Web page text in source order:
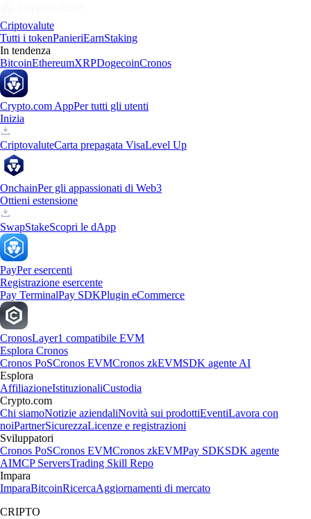
Criptovalute
Tutti i tokenPanieriEarnStaking
In tendenza
BitcoinEthereumXRPDogecoinCronos
Crypto.com AppPer tutti gli utenti
Inizia
CriptovaluteCarta prepagata VisaLevel Up
OnchainPer gli appassionati di Web3
Ottieni estensione
SwapStakeScopri le dApp
PayPer esercenti
Registrazione esercente
Pay TerminalPay SDKPlugin eCommerce
CronosLayer1 compatibile EVM
Esplora Cronos
Cronos PoSCronos EVMCronos zkEVMSDK agente AI
Esplora
AffiliazioneIstituzionaliCustodia
Crypto.com
Chi siamoNotizie aziendaliNovità sui prodottiEventiLavora con
noiPartnerSicurezzaLicenze e registrazioni
Sviluppatori
Cronos PoSCronos EVMCronos zkEVMPay SDKSDK agente
AIMCP ServersTrading Skill Repo
Impara
ImparaBitcoinRicercaAggiornamenti di mercato
CRIPTO